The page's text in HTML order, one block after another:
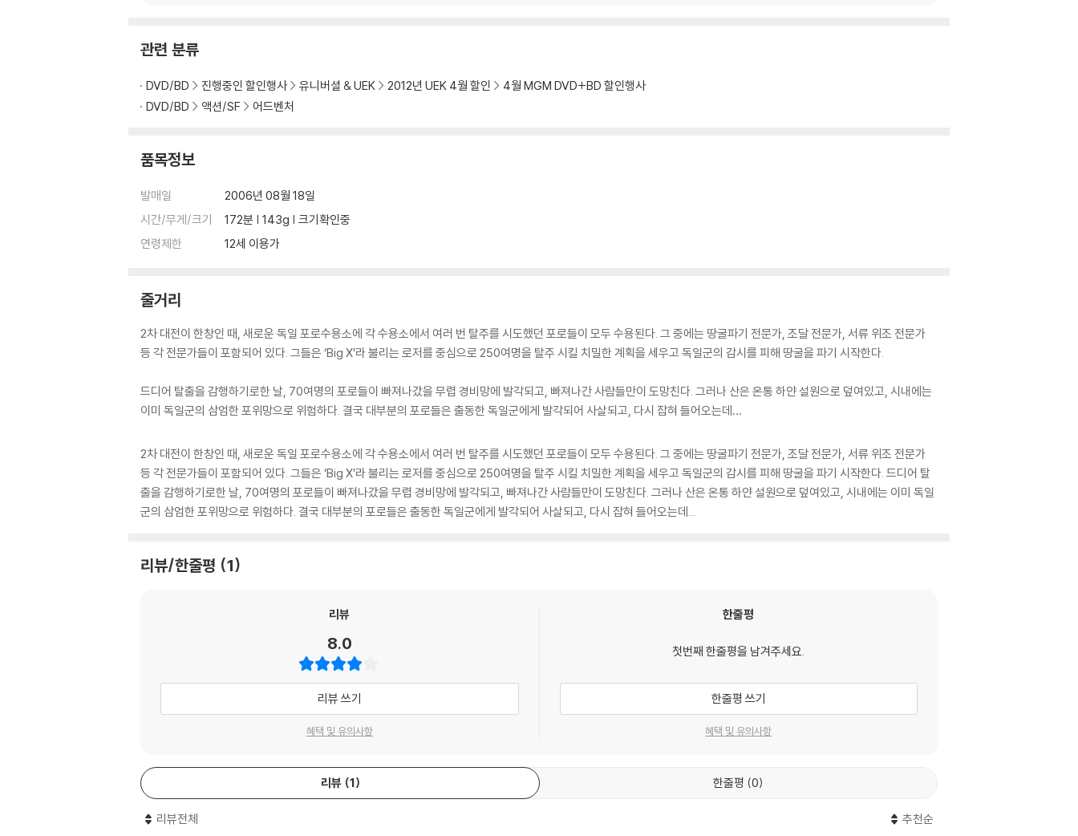
관련 분류
DVD/BD 진행중인 할인행사 유니버셜 & UEK 2012년 UEK 4월 할인
4월 MGM DVD+BD 할인행사
DVD/BD
액션/SF 어드벤처
품목정보
발매일
2006년 08월 18일
시간/무게/크기
172분 | 143g | 크기확인중
연령제한
12세 이용가
줄거리
2차 대전이 한창인 때, 새로운 독일 포로수용소에 각 수용소에서 여러 번 탈주를 시도했던 포로들이 모두 수용된다. 그 중에는 땅굴파기 전문가, 조달 전문가, 서류 위조 전문가
등 각 전문가들이 포함되어 있다. 그들은 ‘Big X’라 불리는 로저를 중심으로 250여명을 탈주 시킬 치밀한 계획을 세우고 독일군의 감시를 피해 땅굴을 파기 시작한다.
드디어 탈출을 감행하기로한 날, 70여명의 포로들이 빠져나갔을 무렵 경비망에 발각되고, 빠져나간 사람들만이 도망친다. 그러나 산은 온통 하얀 설원으로 덮여있고, 시내에는
이미 독일군의 삼엄한 포위망으로 위험하다. 결국 대부분의 포로들은 출동한 독일군에게 발각되어 사살되고, 다시 잡혀 들어오는데…
2차 대전이 한창인 때, 새로운 독일 포로수용소에 각 수용소에서 여러 번 탈주를 시도했던 포로들이 모두 수용된다. 그 중에는 땅굴파기 전문가, 조달 전문가, 서류 위조 전문가
등 각 전문가들이 포함되어 있다. 그들은 ‘Big X’라 불리는 로저를 중심으로 250여명을 탈주 시킬 치밀한 계획을 세우고 독일군의 감시를 피해 땅굴을 파기 시작한다. 드디어 탈
출을 감행하기로한 날, 70여명의 포로들이 빠져나갔을 무렵 경비망에 발각되고, 빠져나간 사람들만이 도망친다. 그러나 산은 온통 하얀 설원으로 덮여있고, 시내에는 이미 독일
군의 삼엄한 포위망으로 위험하다. 결국 대부분의 포로들은 출동한 독일군에게 발각되어 사살되고, 다시 잡혀 들어오는데...
리뷰/한줄평 1
리뷰
8.0
리뷰 쓰기
혜택 및 유의사항
한줄평
첫번째 한줄평을 남겨주세요.
한줄평 쓰기
혜택 및 유의사항
리뷰 1 한줄평 0
리뷰전체 추천순